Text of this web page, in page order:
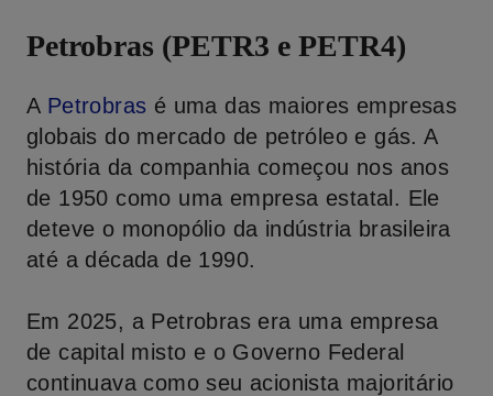
Petrobras (PETR3 e PETR4)
A Petrobras é uma das maiores empresas
globais do mercado de petróleo e gás. A
história da companhia começou nos anos
de 1950 como uma empresa estatal. Ele
deteve o monopólio da indústria brasileira
até a década de 1990.
Em 2025, a Petrobras era uma empresa
de capital misto e o Governo Federal
continuava como seu acionista majoritário